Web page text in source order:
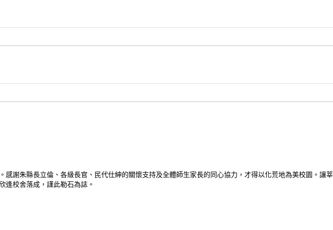
謝朱縣長立倫、各級長官、民代仕紳的關懷支持及全體師生家長的同心協力，才得以化荒地為美校園。讓莘
逢校舍落成，謹此勒石為誌。